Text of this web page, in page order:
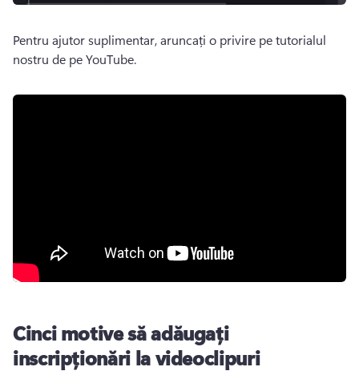
Pentru ajutor suplimentar, aruncați o privire pe tutorialul
nostru de pe YouTube.
Cinci motive să adăugați
inscripționări la videoclipuri